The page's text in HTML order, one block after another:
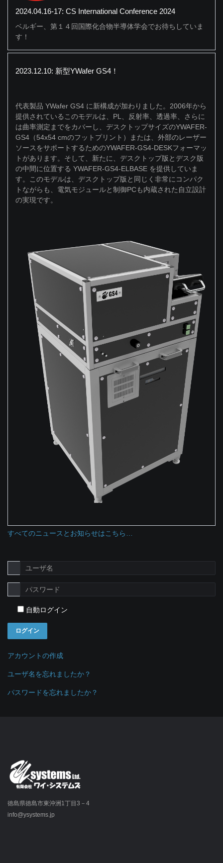
2024.04.16-17: CS International Conference 2024
ベルギー、第１４回国際化合物半導体学会でお待ちしていま
す！
2023.12.10: 新型YWafer GS4！
代表製品 YWafer GS4 に新構成が加わりました。2006年から
提供されているこのモデルは、PL、反射率、透過率、さらに
は曲率測定までをカバーし、デスクトップサイズのYWAFER-
GS4（54x54 cmのフットプリント）または、外部のレーザー
ソースをサポートするためのYWAFER-GS4-DESKフォーマッ
トがあります。そして、新たに、デスクトップ版とデスク版
の中間に位置する YWAFER-GS4-ELBASE を提供していま
す。このモデルは、デスクトップ版と同じく非常にコンパク
トながらも、電気モジュールと制御PCも内蔵された自立設計
の実現です。
すべてのニュースとお知らせはこちら…
自動ログイン
ログイン
アカウントの作成
ユーザ名を忘れましたか？
パスワードを忘れましたか？
徳島県徳島市東沖洲1丁目3－4
info@ysystems.jp